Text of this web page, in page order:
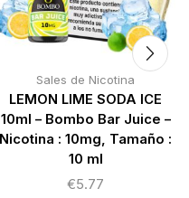
Sales de Nicotina
LEMON LIME SODA ICE
10ml – Bombo Bar Juice –
Nicotina : 10mg, Tamaño :
10 ml
€5.77